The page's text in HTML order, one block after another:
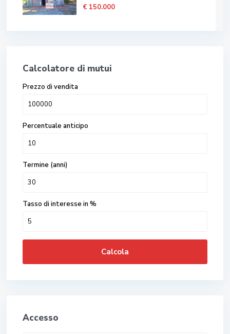
€ 150.000
Calcolatore di mutui
Prezzo di vendita
Percentuale anticipo
Termine (anni)
Tasso di interesse in %
Calcola
Accesso